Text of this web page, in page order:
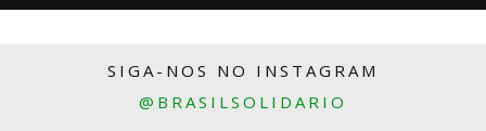
SIGA-NOS NO INSTAGRAM
@BRASILSOLIDARIO